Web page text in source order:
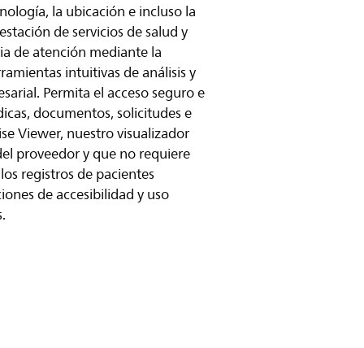
la ubicación e incluso la
de servicios de salud y
de atención mediante la
intuitivas de análisis y
Permita el acceso seguro e
documentos, solicitudes e
Viewer, nuestro visualizador
proveedor y que no requiere
registros de pacientes
de accesibilidad y uso